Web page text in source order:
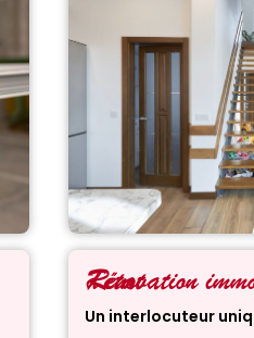
Rénovation immobilière tous corps d’état
Un interlocuteur